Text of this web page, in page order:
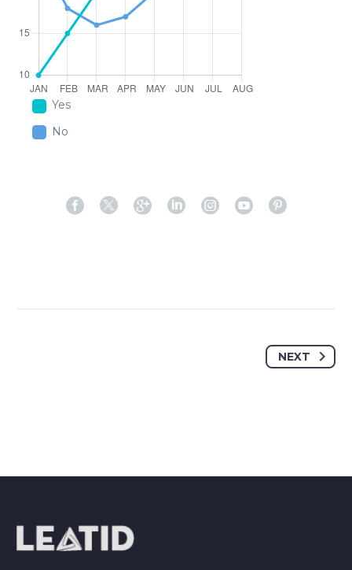
Yes
No
NEXT